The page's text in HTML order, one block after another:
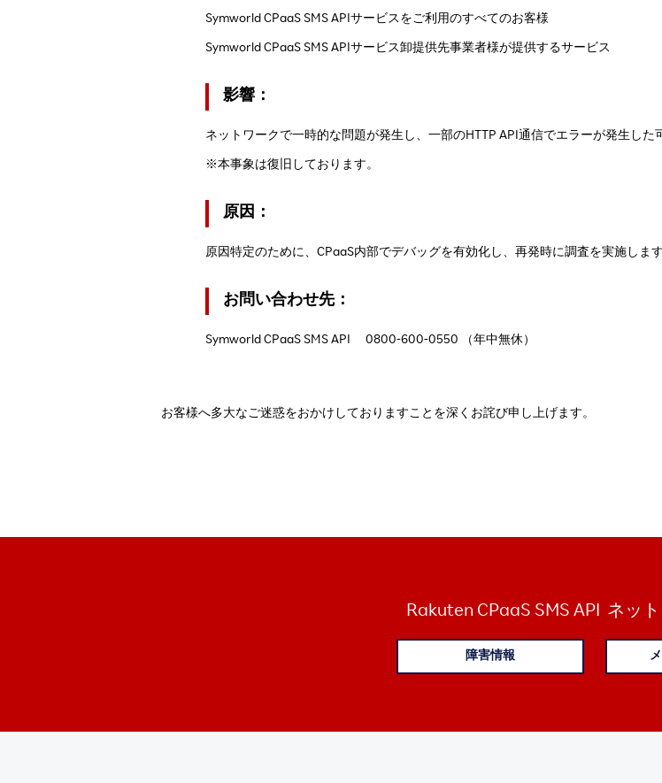
Symworld CPaaS SMS APIサービスをご利用のすべてのお客様
Symworld CPaaS SMS APIサービス卸提供先事業者様が提供するサービス
影響：
ネットワークで一時的な問題が発生し、一部のHTTP API通信でエラーが発生した
※本事象は復旧しております。
原因：
原因特定のために、CPaaS内部でデバッグを有効化し、再発時に調査を実施します
お問い合わせ先：
Symworld CPaaS SMS API 0800-600-0550 （年中無休）
お客様へ多大なご迷惑をおかけしておりますことを深くお詫び申し上げます。
Rakuten CPaaS SMS API ネッ
障害情報